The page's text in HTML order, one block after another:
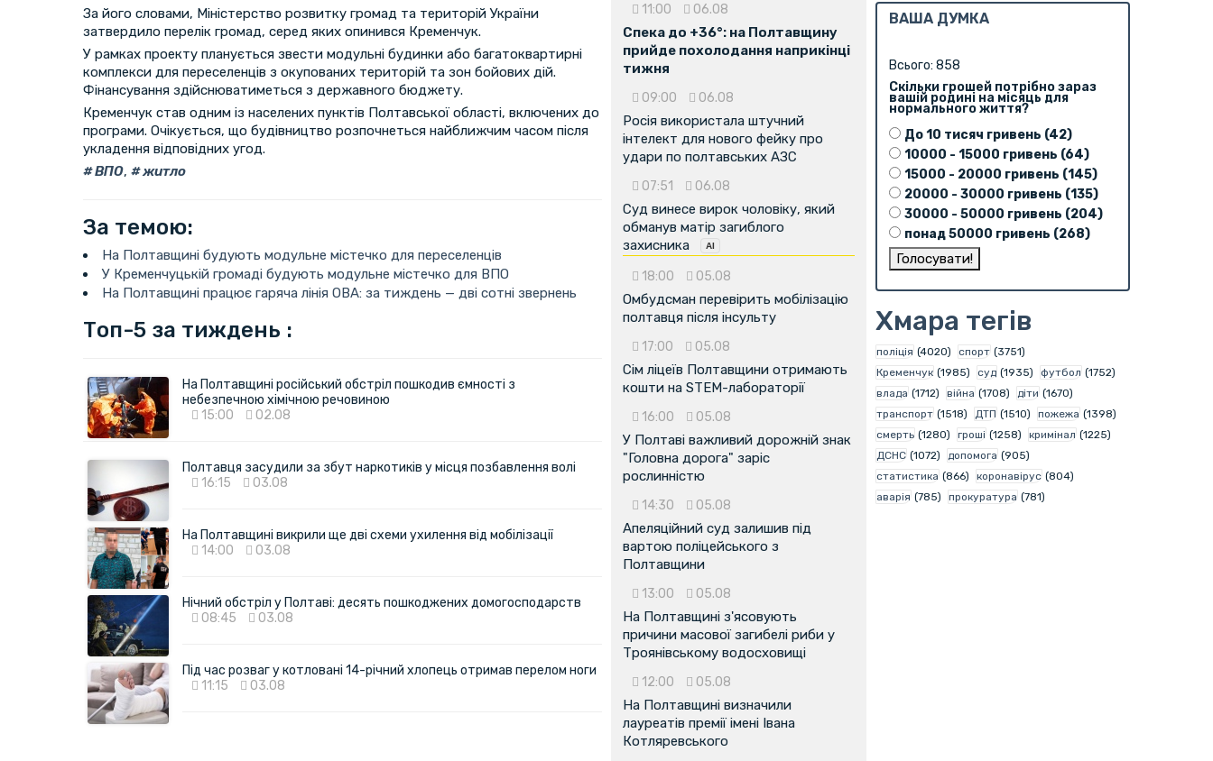
За його словами, Міністерство розвитку громад та територій України
затвердило перелік громад, серед яких опинився Кременчук.
У рамках проекту планується звести модульні будинки або багатоквартирні
комплекси для переселенців з окупованих територій та зон бойових дій.
Фінансування здійснюватиметься з державного бюджету.
Кременчук став одним із населених пунктів Полтавської області, включених до
програми. Очікується, що будівництво розпочнеться найближчим часом після
укладення відповідних угод.
ВПО, житло
За темою:
На Полтавщині будують модульне містечко для переселенців
У Кременчуцькій громаді будують модульне містечко для ВПО
На Полтавщині працює гаряча лінія ОВА: за тиждень — дві сотні звернень
Топ-5 за тиждень :
На Полтавщині російський обстріл пошкодив ємності з
небезпечною хімічною речовиною
15:00
02.08
Полтавця засудили за збут наркотиків у місця позбавлення волі
16:15
03.08
На Полтавщині викрили ще дві схеми ухилення від мобілізації
14:00
03.08
Нічний обстріл у Полтаві: десять пошкоджених домогосподарств
08:45
03.08
Під час розваг у котловані 14-річний хлопець отримав перелом ноги
11:15
03.08
11:00 06.08
Спека до +36°: на Полтавщину
прийде похолодання наприкінці
тижня
09:00 06.08
Росія використала штучний
інтелект для нового фейку про
удари по полтавських АЗС
07:51 06.08
Суд винесе вирок чоловіку, який
обманув матір загиблого
захисника
18:00 05.08
Омбудсман перевірить мобілізацію
полтавця після інсульту
17:00 05.08
Сім ліцеїв Полтавщини отримають
кошти на STEM-лабораторії
16:00 05.08
У Полтаві важливий дорожній знак
"Головна дорога" заріс
рослинністю
14:30 05.08
Апеляційний суд залишив під
вартою поліцейського з
Полтавщини
13:00 05.08
На Полтавщині з'ясовують
причини масової загибелі риби у
Троянівському водосховищі
12:00 05.08
На Полтавщині визначили
лауреатів премії імені Івана
Котляревського
ВАША ДУМКА
Всього: 858
Скільки грошей потрібно зараз
вашій родині на місяць для
нормального життя?
До 10 тисяч гривень (42)
10000 - 15000 гривень (64)
15000 - 20000 гривень (145)
20000 - 30000 гривень (135)
30000 - 50000 гривень (204)
понад 50000 гривень (268)
Хмара тегів
поліція (4020) спорт (3751)
Кременчук (1985) суд (1935) футбол (1752)
влада (1712) війна (1708) діти (1670)
транспорт (1518) ДТП (1510) пожежа (1398)
смерть (1280) гроші (1258) кримінал (1225)
ДСНС (1072) допомога (905)
статистика (866) коронавірус (804)
аварія (785) прокуратура (781)